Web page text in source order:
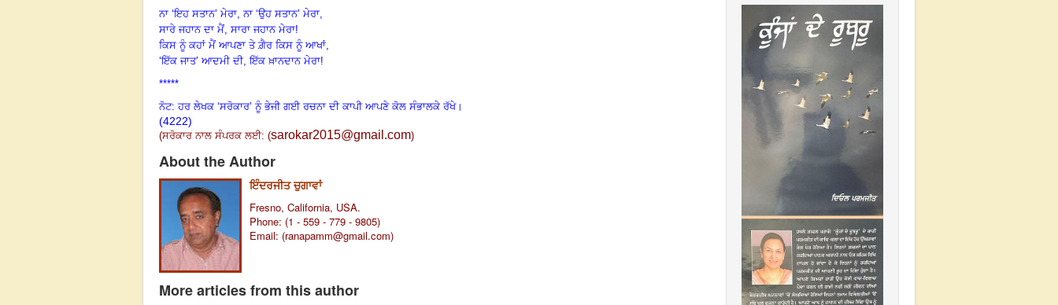
ਨਾ ‘ਇਹ ਸਤਾਨ’ ਮੇਰਾ, ਨਾ ‘ਉਹ ਸਤਾਨ’ ਮੇਰਾ,
ਸਾਰੇ ਜਹਾਨ ਦਾ ਮੈਂ, ਸਾਰਾ ਜਹਾਨ ਮੇਰਾ!
ਕਿਸ ਨੂੰ ਕਹਾਂ ਮੈਂ ਆਪਣਾ ਤੇ ਗ਼ੈਰ ਕਿਸ ਨੂੰ ਆਖਾਂ
‘ਇੱਕ ਜਾਤ’ ਆਦਮੀ ਦੀ, ਇੱਕ ਖ਼ਾਨਦਾਨ ਮੇਰਾ!
*****
ਨੋਟ: ਹਰ ਲੇਖਕ ‘ਸਰੋਕਾਰ’ ਨੂੰ ਭੇਜੀ ਗਈ ਰਚਨਾ ਦੀ ਕਾਪੀ ਆਪਣੇ ਕੋਲ ਸੰਭਾਲਕੇ ਰੱਖੇ।
(4222)
(ਸਰੋਕਾਰ ਨਾਲ ਸੰਪਰਕ ਲਈ: (sarokar2015@gmail.com)
About the Author
ਇੰਦਰਜੀਤ ਚੁਗਾਵਾਂ
Fresno, California, USA.
Phone: (1 - 559 - 779 - 9805)
Email: (ranapamm@gmail.com)
More articles from this author